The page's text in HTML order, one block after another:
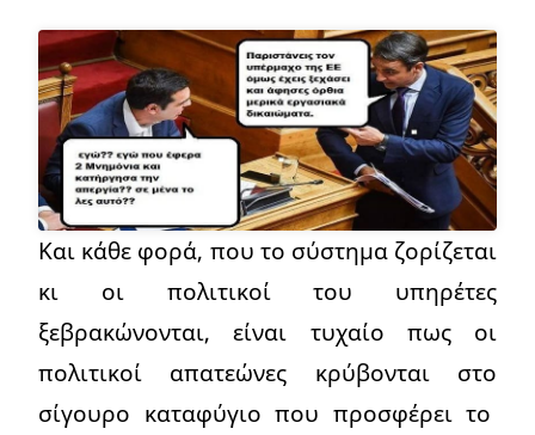
Και κάθε φορά, που το σύστημα ζορίζεται
κι οι πολιτικοί του υπηρέτες
ξεβρακώνονται, είναι τυχαίο πως οι
πολιτικοί απατεώνες κρύβονται στο
σίγουρο καταφύγιο που προσφέρει το